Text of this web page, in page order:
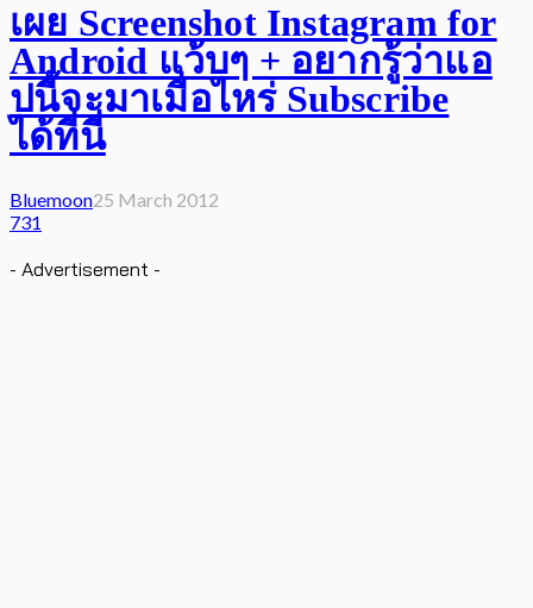
เผย Screenshot Instagram for
Android แว้บๆ + อยากรู้ว่าแอ
ปนี้จะมาเมื่อไหร่ Subscribe
ได้ที่นี่
Bluemoon25 March 2012
731
- Advertisement -